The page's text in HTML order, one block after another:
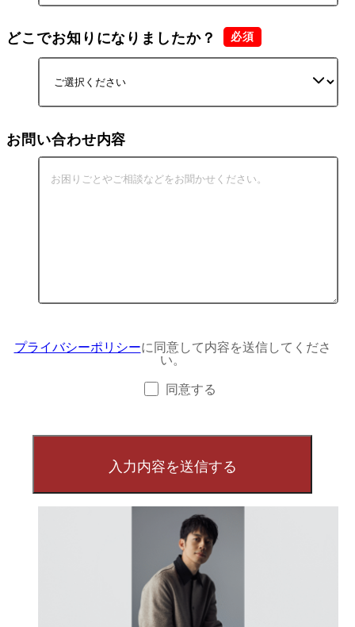
どこでお知りになりましたか？
お問い合わせ内容
プライバシーポリシーに同意して内容を送信してくださ
い。
同意する